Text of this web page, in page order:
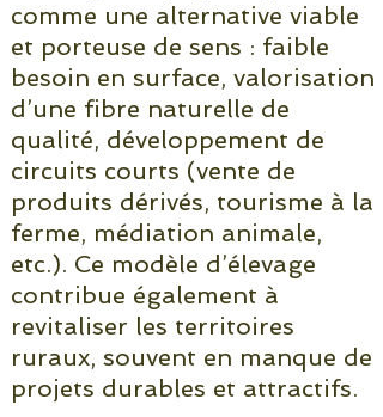
comme une alternative viable
et porteuse de sens : faible
besoin en surface, valorisation
d’une fibre naturelle de
qualité, développement de
circuits courts (vente de
produits dérivés, tourisme à la
ferme, médiation animale,
etc.). Ce modèle d’élevage
contribue également à
revitaliser les territoires
ruraux, souvent en manque de
projets durables et attractifs.